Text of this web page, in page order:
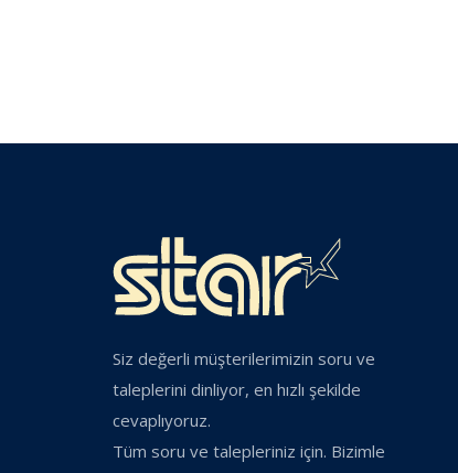
Siz değerli müşterilerimizin soru ve
taleplerini dinliyor, en hızlı şekilde
cevaplıyoruz.
Tüm soru ve talepleriniz için. Bizimle